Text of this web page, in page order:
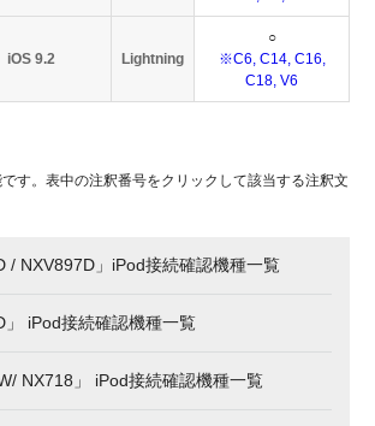
iOS 9.2 Lightning
○
※C6, C14, C16,
C18, V6
す。表中の注釈番号をクリックして該当する注釈文
/ NXV897D」iPod接続確認機種一覧
」 iPod接続確認機種一覧
NX718」 iPod接続確認機種一覧